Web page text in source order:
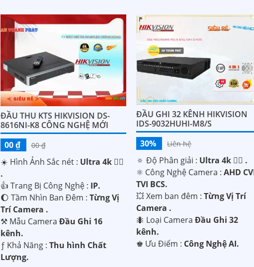
ĐẦU THU KTS HIKVISION DS-
8616NI-K8 CÔNG NGHỆ MỚI
00 ₫
00 ₫
☀️ Hình Ảnh Sắc nét : Ultra 4k 👍🏾
.
👍 Trang Bị Công Nghệ : IP.
🌔 Tầm Nhìn Ban Đêm : Từng Vị
Trí Camera .
⚒ Mẫu Camera Đầu Ghi 16
kênh.
️ƒ Khả Năng : Thu hình Chất
Lượng.
ĐẦU GHI 32 KÊNH HIKVISION
IDS-9032HUHI-M8/S
30%
Liên hệ
🔅 Độ Phân giải : Ultra 4k 👍🏾 .
⚛️ Công Nghệ Camera :AHD
TVI BCS.
💥 Xem ban đêm :Từng Vị Trí
Camera .
🐜 Loại CameraĐầu Ghi 32
kênh.
️♚ Ưu Điểm : Công Nghệ AI.